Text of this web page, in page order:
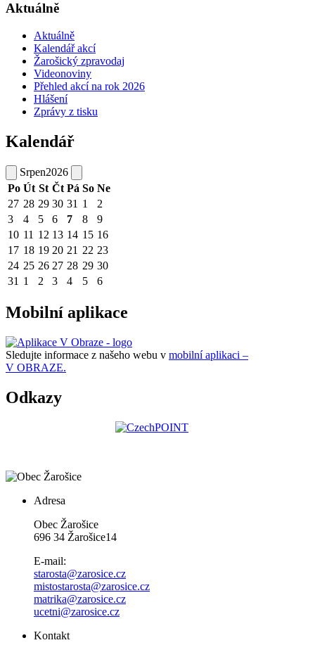
Aktuálně
Aktuálně
Kalendář akcí
Žarošický zpravodaj
Videonoviny
Přehled akcí na rok 2026
Hlášení
Zprávy z tisku
Kalendář
Srpen2026
Po Út St Čt Pá So Ne
27 28 29 30 31 1
2
3
4 5 6 7 8
9
10 11 12 13 14 15 16
17 18 19 20 21 22 23
24 25 26 27 28 29 30
31 1 2 3 4 5 6
Mobilní aplikace
Sledujte informace z našeho webu v mobilní aplikaci –
V OBRAZE.
Odkazy
Adresa
Obec Žarošice
696 34 Žarošice14
E-mail:
starosta@zarosice.cz
mistostarosta@zarosice.cz
matrika@zarosice.cz
ucetni@zarosice.cz
Kontakt